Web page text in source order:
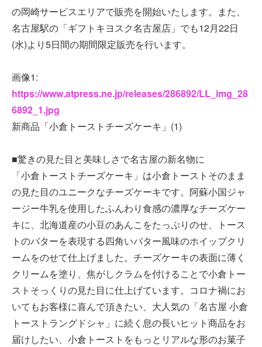
の岡崎サービスエリアで販売を開始いたします。また、
名古屋駅の「ギフトキヨスク名古屋店」でも12月22日
(水)より5日間の期間限定販売を行います。
画像1:
https://www.atpress.ne.jp/releases/286892/LL_img_28
6892_1.jpg
新商品「小倉トーストチーズケーキ」(1)
■驚きの見た目と美味しさで名古屋の新名物に
「小倉トーストチーズケーキ」は小倉トーストそのまま
の見た目のユニークなチーズケーキです。阿蘇小国ジャ
ージー牛乳を使用したふんわり食感の濃厚なチーズケー
キに、北海道産の小豆のあんこをたっぷりのせ、トース
トのバターを表現する四角いバター風味のホイップクリ
ームをのせて仕上げました。チーズケーキの表面に薄く
クリームを塗り、焦がしクラムを付けることで小倉トー
ストそっくりの見た目に仕上げています。コロナ禍にお
いてもお客様に喜んで頂きたい、大人気の「名古屋 小倉
トーストラングドシャ」に続く息の長いヒット商品をお
届けしたい、小倉トーストをもっとリアルな形のお菓子